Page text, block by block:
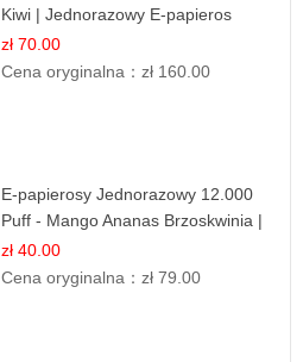
Kiwi | Jednorazowy E-papieros
zł 70.00
Cena oryginalna：zł 160.00
E-papierosy Jednorazowy 12.000
Puff - Mango Ananas Brzoskwinia |
Tropikalna Mieszanka
zł 40.00
Cena oryginalna：zł 79.00